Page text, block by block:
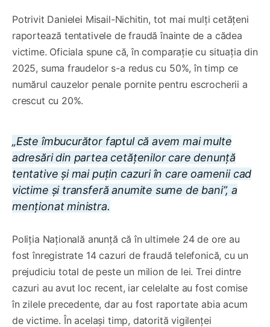
Potrivit Danielei Misail-Nichitin, tot mai mulți cetățeni
raportează tentativele de fraudă înainte de a cădea
victime. Oficiala spune că, în comparație cu situația din
2025, suma fraudelor s-a redus cu 50%, în timp ce
numărul cauzelor penale pornite pentru escrocherii a
crescut cu 20%.
„Este îmbucurător faptul că avem mai multe
adresări din partea cetățenilor care denunță
tentative și mai puțin cazuri în care oamenii cad
victime și transferă anumite sume de bani”, a
menționat ministra.
Poliția Națională anunță că în ultimele 24 de ore au
fost înregistrate 14 cazuri de fraudă telefonică, cu un
prejudiciu total de peste un milion de lei. Trei dintre
cazuri au avut loc recent, iar celelalte au fost comise
în zilele precedente, dar au fost raportate abia acum
de victime. În același timp, datorită vigilenței